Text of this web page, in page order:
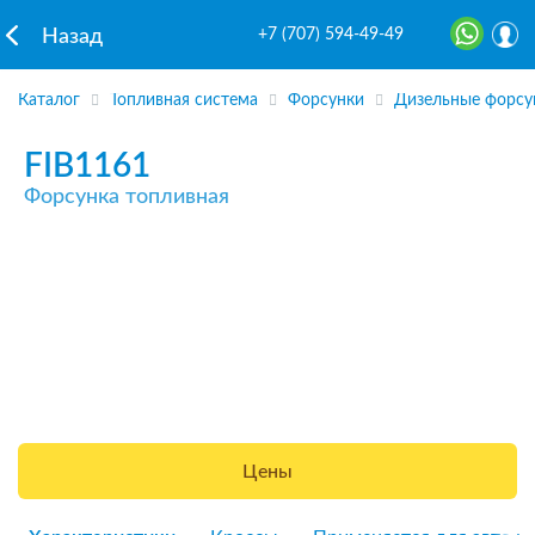
Назад +7 (707) 594-49-49
Каталог Топливная система Форсунки Дизельные
FIB1161
Форсунка топливная
Цены